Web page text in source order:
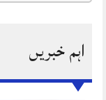
اہم خبریں